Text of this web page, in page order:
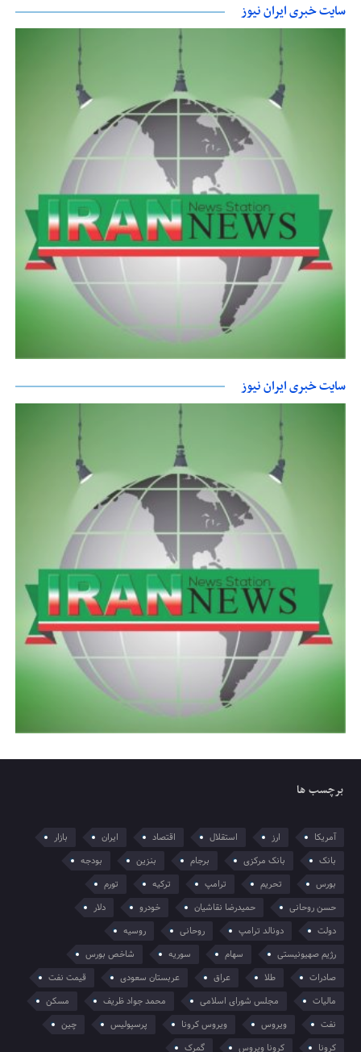
سایت خبری ایران نیوز
سایت خبری ایران نیوز
برچسب ها
آمریکا ارز استقلال اقتصاد ایران
بازار
بانک
بانک مرکزی برجام بنزین
بودجه
بورس
تحریم ترامپ ترکیه
تورم
حسن روحانی
حمیدرضا نقاشیان خودرو
دلار
دولت
دونالد ترامپ روحانی
روسیه
رژیم صهیونیستی
سهام سوریه
شاخص بورس
صادرات
طلا عراق عربستان سعودی
قیمت نفت
مالیات
مجلس شورای اسلامی محمد جواد ظریف
مسکن
نفت
ویروس ویروس کرونا پرسپولیس
چین
کرونا
کرونا ویروس گمرک